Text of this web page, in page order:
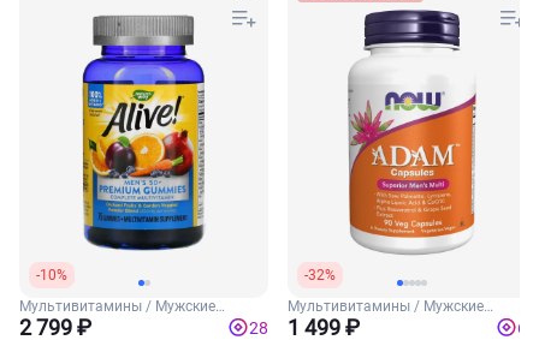
-10%
Мультивитамины / Мужские
витамины
2 799 ₽ 28
-32%
Мультивитамины / Мужские
витамины
1 499 ₽ 60